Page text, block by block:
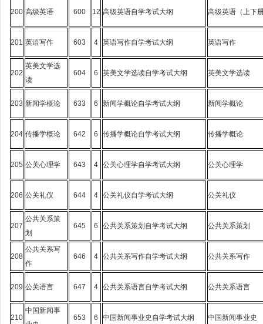
200 高级英语 600 12 高级英语自学考试大纲 高级英语（上下
201 英语写作 603 4 英语写作自学考试大纲 英语写作
202
英美文学选
读
604 6 英美文学选读自学考试大纲 英美文学选读
203 新闻学概论 633 6 新闻学概论自学考试大纲 新闻学概论
204 传播学概论 642 6 传播学概论自学考试大纲 传播学概论
205 公关心理学 643 4 公关心理学自学考试大纲 公关心理学
206 公关礼仪 644 4 公关礼仪自学考试大纲 公关礼仪
207
公共关系策
划
645 6 公共关系策划自学考试大纲 公共关系策划
208
公共关系写
作
646 4 公共关系写作自学考试大纲 公共关系写作
209 公关语言 647 4 公共关系语言自学考试大纲 公共关系语言
210
中国新闻事
653 6 中国新闻事业史自学考试大纲 中国新闻事业史